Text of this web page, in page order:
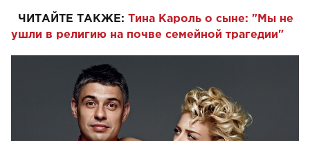
ЧИТАЙТЕ ТАКЖЕ: Тина Кароль о сыне: "Мы не
ушли в религию на почве семейной трагедии"